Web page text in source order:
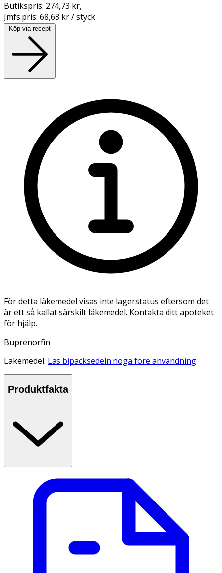
Butikspris: 274,73 kr,
Jmfs.pris: 68,68 kr / styck
Köp via recept
För detta läkemedel visas inte lagerstatus eftersom det
är ett så kallat särskilt läkemedel. Kontakta ditt apoteket
för hjälp.
Buprenorfin
Läkemedel. Läs bipacksedeln noga före användning
Produktfakta